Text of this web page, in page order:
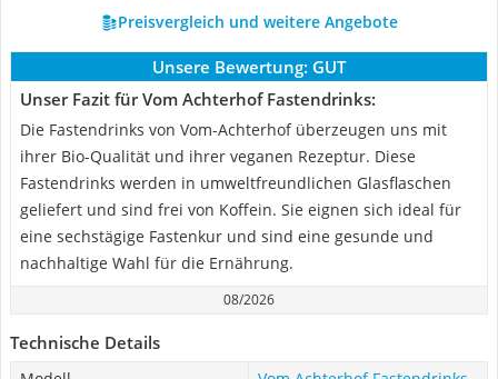
Preisvergleich und weitere Angebote
Unsere Bewertung: GUT
Unser Fazit für Vom Achterhof Fastendrinks:
Die Fastendrinks von Vom-Achterhof überzeugen uns mit
ihrer Bio-Qualität und ihrer veganen Rezeptur. Diese
Fastendrinks werden in umweltfreundlichen Glasflaschen
geliefert und sind frei von Koffein. Sie eignen sich ideal für
eine sechstägige Fastenkur und sind eine gesunde und
nachhaltige Wahl für die Ernährung.
08/2026
Technische Details